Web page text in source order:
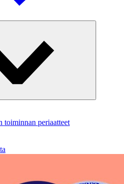
toiminnan periaatteet